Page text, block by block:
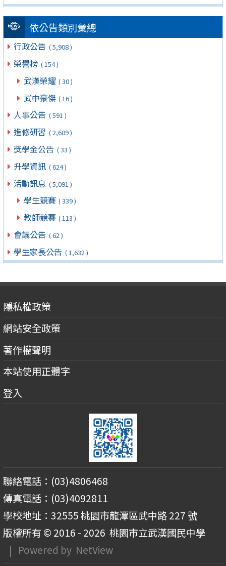
依公告類別彙總
行政公告 ( 5,908 )
榮譽榜 ( 154 )
武漢榮耀 ( 30 )
武中豪傑 ( 16 )
人事公告 ( 591 )
進修研習 ( 2,609 )
獎學金公告 ( 33 )
升學資訊 ( 624 )
活動訊息 ( 5,091 )
學生競賽 ( 339 )
教師競賽 ( 113 )
會議公告 ( 62 )
學生家長公告 ( 1,632 )
隱私權政策
網站安全政策
著作權聲明
本站使用正體字
登入
聯絡電話：(03)4806468
傳真電話：(03)4092811
學校地址：32555 桃園市龍潭區武中路 227 號
版權所有 © 2016 - 2026 桃園市立武漢國民中學
| Powered by NetView